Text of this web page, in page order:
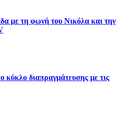
με τη φωνή του Νικόλα και την
διαπραγμάτευσης με τις